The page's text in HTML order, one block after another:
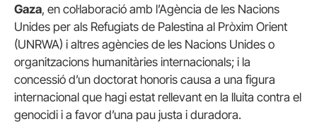
Gaza, en col·laboració amb l’Agència de les Nacions
Unides per als Refugiats de Palestina al Pròxim Orient
(UNRWA) i altres agències de les Nacions Unides o
organitzacions humanitàries internacionals; i la
concessió d’un doctorat honoris causa a una figura
internacional que hagi estat rellevant en la lluita contra el
genocidi i a favor d’una pau justa i duradora.